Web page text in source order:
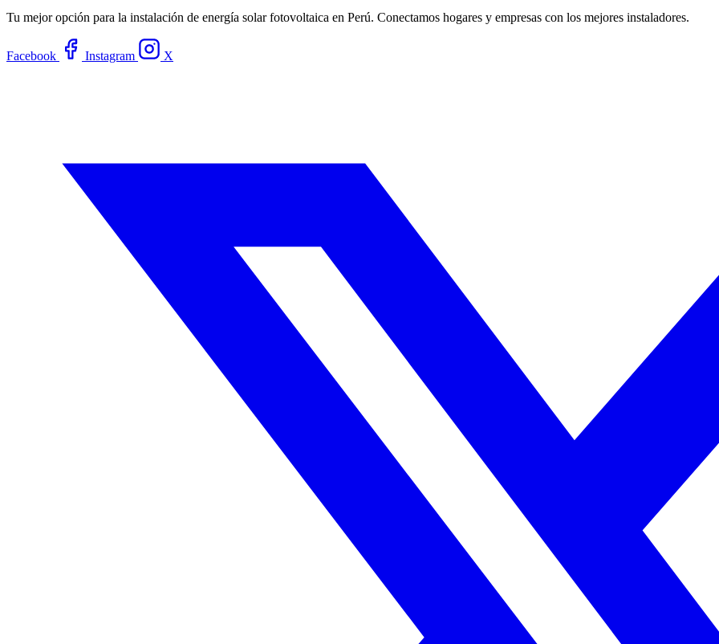
Tu mejor opción para la instalación de energía solar fotovoltaica en Perú. Conectamos hogares y empresas con los mejores instaladores.
Facebook Instagram X